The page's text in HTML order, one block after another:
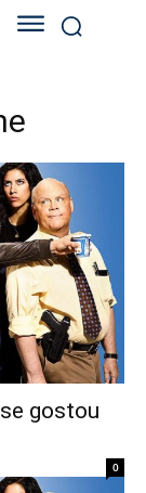
gostou
0